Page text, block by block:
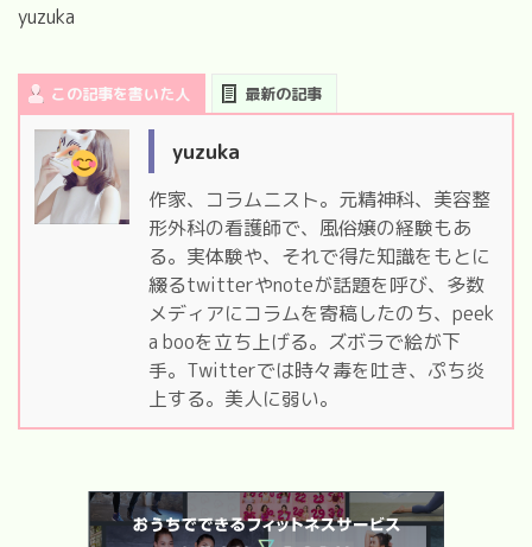
yuzuka
この記事を書いた人 最新の記事
yuzuka
作家、コラムニスト。元精神科、美容整
形外科の看護師で、風俗嬢の経験もあ
る。実体験や、それで得た知識をもとに
綴るtwitterやnoteが話題を呼び、多数
メディアにコラムを寄稿したのち、peek
a booを立ち上げる。ズボラで絵が下
手。Twitterでは時々毒を吐き、ぷち炎
上する。美人に弱い。